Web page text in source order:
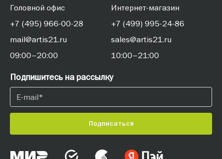
Головной офис
+7 (495) 966-00-28
mail@artis21.ru
09:00–20:00
Интернет-магазин
+7 (499) 995-24-86
sales@artis21.ru
10:00–21:00
Подпишитесь на рассылку
Подписаться